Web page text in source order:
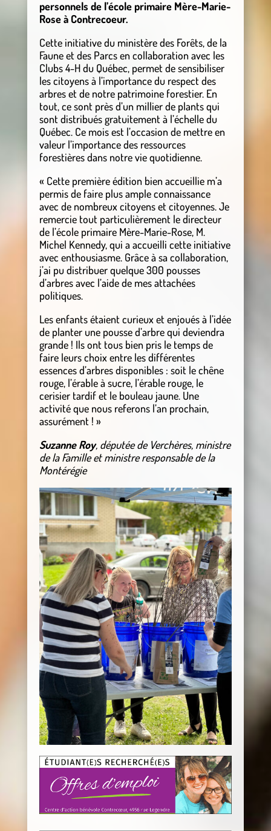
personnels de l’école primaire Mère-Marie-
Rose à Contrecoeur.
Cette initiative du ministère des Forêts, de la
Faune et des Parcs en collaboration avec les
Clubs 4-H du Québec, permet de sensibiliser
les citoyens à l’importance du respect des
arbres et de notre patrimoine forestier. En
tout, ce sont près d’un millier de plants qui
sont distribués gratuitement à l’échelle du
Québec. Ce mois est l’occasion de mettre en
valeur l’importance des ressources
forestières dans notre vie quotidienne.
« Cette première édition bien accueillie m’a
permis de faire plus ample connaissance
avec de nombreux citoyens et citoyennes. Je
remercie tout particulièrement le directeur
de l’école primaire Mère-Marie-Rose, M.
Michel Kennedy, qui a accueilli cette initiative
avec enthousiasme. Grâce à sa collaboration,
j’ai pu distribuer quelque 300 pousses
d’arbres avec l’aide de mes attachées
politiques.
Les enfants étaient curieux et enjoués à l’idée
de planter une pousse d’arbre qui deviendra
grande ! Ils ont tous bien pris le temps de
faire leurs choix entre les différentes
essences d’arbres disponibles : soit le chêne
rouge, l’érable à sucre, l’érable rouge, le
cerisier tardif et le bouleau jaune. Une
activité que nous referons l’an prochain,
assurément ! »
Suzanne Roy, députée de Verchères, ministre
de la Famille et ministre responsable de la
Montérégie